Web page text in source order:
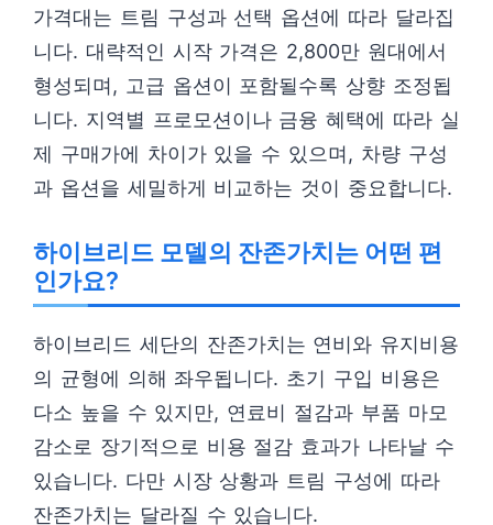
가격대는 트림 구성과 선택 옵션에 따라 달라집
니다. 대략적인 시작 가격은 2,800만 원대에서
형성되며, 고급 옵션이 포함될수록 상향 조정됩
니다. 지역별 프로모션이나 금융 혜택에 따라 실
제 구매가에 차이가 있을 수 있으며, 차량 구성
과 옵션을 세밀하게 비교하는 것이 중요합니다.
하이브리드 모델의 잔존가치는 어떤 편
인가요?
하이브리드 세단의 잔존가치는 연비와 유지비용
의 균형에 의해 좌우됩니다. 초기 구입 비용은
다소 높을 수 있지만, 연료비 절감과 부품 마모
감소로 장기적으로 비용 절감 효과가 나타날 수
있습니다. 다만 시장 상황과 트림 구성에 따라
잔존가치는 달라질 수 있습니다.